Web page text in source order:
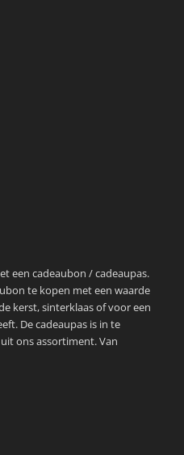
een cadeaubon / cadeaupas.
te kopen met een waarde
kerst, sinterklaas of voor een
De cadeaupas is in te
ons assortiment. Van